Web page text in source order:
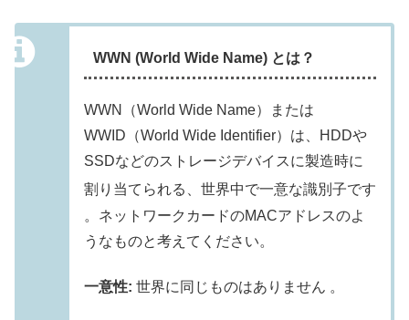
WWN (World Wide Name) とは？
WWN（World Wide Name）または
WWID（World Wide Identifier）は、HDDや
SSDなどのストレージデバイスに製造時に
割り当てられる、世界中で一意な識別子です
。ネットワークカードのMACアドレスのよ
うなものと考えてください。
一意性: 世界に同じものはありません 。